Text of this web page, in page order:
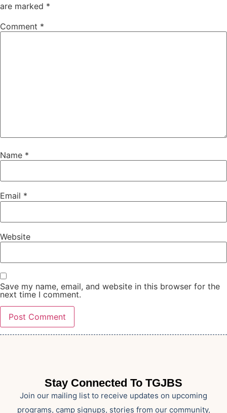
are marked *
Comment *
Name *
Email *
Website
Save my name, email, and website in this browser for the
next time I comment.
Stay Connected To TGJBS
Join our mailing list to receive updates on upcoming
programs, camp signups, stories from our community,